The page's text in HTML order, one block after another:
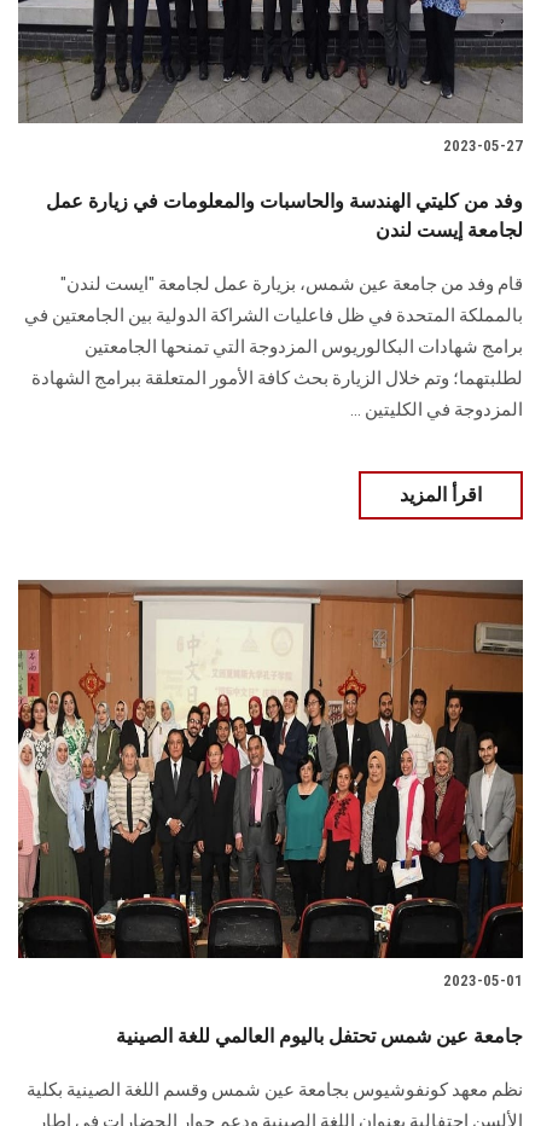
2023-05-27
وفد من كليتي الهندسة والحاسبات والمعلومات في زيارة عمل
لجامعة إيست لندن
قام وفد من جامعة عين شمس، بزيارة عمل لجامعة "ايست لندن"
بالمملكة المتحدة في ظل فاعليات الشراكة الدولية بين الجامعتين في
برامج شهادات البكالوريوس المزدوجة التي تمنحها الجامعتين
لطلبتهما؛ وتم خلال الزيارة بحث كافة الأمور المتعلقة ببرامج الشهادة
المزدوجة في الكليتين ...
اقرأ المزيد
2023-05-01
جامعة عين شمس تحتفل باليوم العالمي للغة الصينية
نظم معهد كونفوشيوس بجامعة عين شمس وقسم اللغة الصينية بكلية
الألسن احتفالية بعنوان اللغة الصينية ودعم حوار الحضارات في إطار